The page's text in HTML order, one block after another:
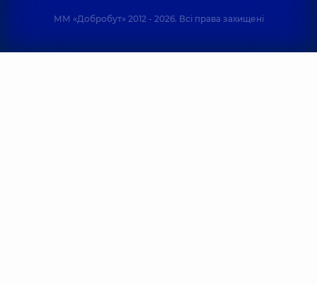
ММ «Добробут» 2012 - 2026. Всі права захищені